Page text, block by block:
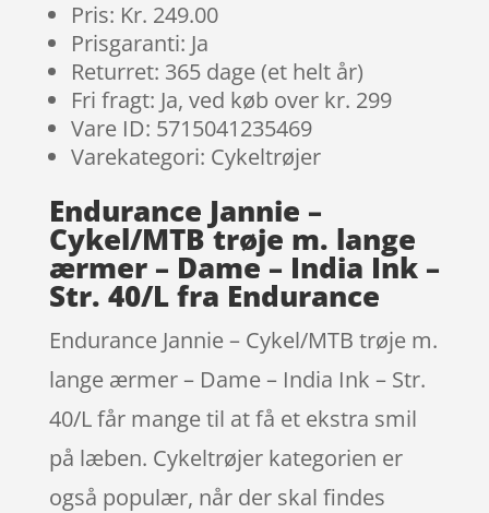
Pris: Kr. 249.00
Prisgaranti: Ja
Returret: 365 dage (et helt år)
Fri fragt: Ja, ved køb over kr. 299
Vare ID: 5715041235469
Varekategori: Cykeltrøjer
Endurance Jannie –
Cykel/MTB trøje m. lange
ærmer – Dame – India Ink –
Str. 40/L fra Endurance
Endurance Jannie – Cykel/MTB trøje m.
lange ærmer – Dame – India Ink – Str.
40/L får mange til at få et ekstra smil
på læben. Cykeltrøjer kategorien er
også populær, når der skal findes